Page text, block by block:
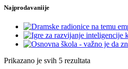
Najprodavaniije
Prikazano je svih 5 rezultata